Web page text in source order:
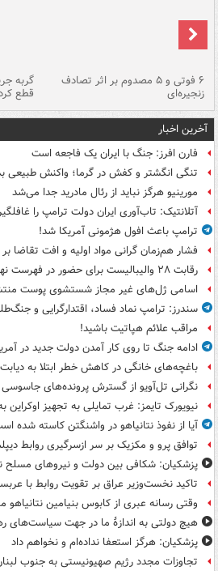
۶ فوتی و ۵ مصدوم بر اثر تصادف
زنجیره‌ای
گربه
قطع
آخرین اخبار
فارن افرز: جنگ با ایران یک فاجعه است
تنگی انگشتر و کفش در گرما؛ واکنش طبیعی
مورینیو هرگز نباید از رئال مادرید جدا می‌شد
آتلانتیک: تاب‌آوری ایران دولت ترامپ را
ترامپ باعث افول هژمونی آمریکا شد!
فشار هم‌زمان گرانی مواد اولیه و افت تقاضا بر
رقابت ۲۸ والیبالیست برای حضور در فهرست نهایی تیم ملی
اسامی ژل‌های غیر مجاز شستشوی پوست
سندرز: ترامپ نماد فساد، اقتدارگرایی و
مراقب علائم هپاتیت باشید!
ادامه جنگ تا روی کار آمدن دولت جدید در
باغچه‌های خانگی در کاهش خطر ابتلا به
نگرانی تل‌آویو از گسترش پرونده‌های جاسوسی
نیویورک تایمز: غرب تمایلی به تجهیز
آیا از نفوذ نتانیاهو در واشنگتن کاسته شده
توافق پرو و مکزیک بر سر ازسرگیری روابط
پزشکیان: شکافی بین دولت و نیروهای
تاکید نخست‌وزیر عراق بر تقویت روابط با
وقتی رسانه عبری از کابوس بنیامین نتانیاهو
هیچ دولتی به اندازۀ ما در جهت سیاست‌های
پزشکیان: هرگز استعفا نداده‌ام و نخواهم داد
تجاوزات مجدد رژیم صهیونیستی به جنوب